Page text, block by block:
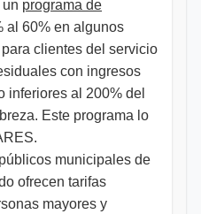
programa de
al 60% en algunos
clientes del servicio
con ingresos
inferiores al 200% del
Este programa lo
municipales de
ofrecen tarifas
mayores y